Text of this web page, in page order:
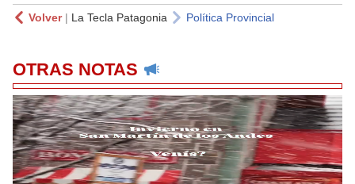
Volver| La Tecla Patagonia Política Provincial
OTRAS NOTAS